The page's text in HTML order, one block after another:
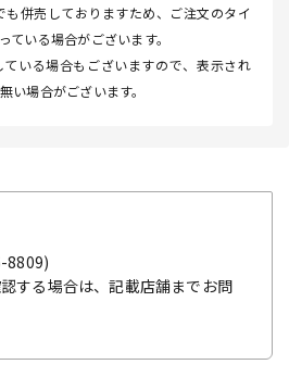
併売しておりますため、ご注文のタイ
ている場合がございます。
いる場合もございますので、表示され
い場合がございます。
8809)
する場合は、記載店舗までお問